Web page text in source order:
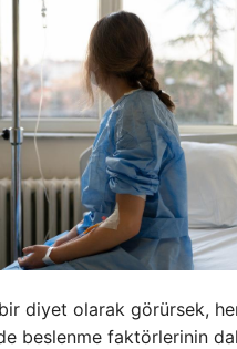
diyet olarak görürsek,
beslenme faktörlerinin